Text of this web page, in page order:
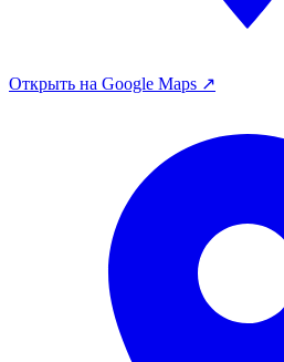
Открыть на Google Maps ↗